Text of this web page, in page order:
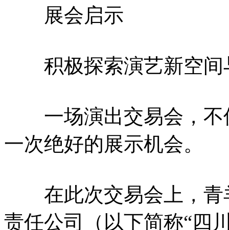
展会启示
积极探索演艺新空间
一场演出交易会，不
一次绝好的展示机会。
在此次交易会上，青
责任公司（以下简称“四